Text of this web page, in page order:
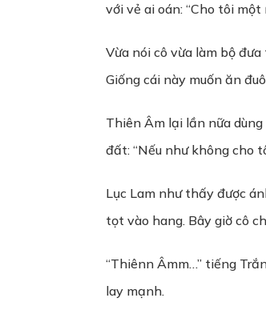
với vẻ ai oán: “Cho tôi
Vừa nói cô vừa làm bộ
Giống cái này muốn ăn
Thiên Âm lại lần nữa
đất: “Nếu như không cho
Lục Lam như thấy được
tọt vào hang. Bây giờ cô
“Thiênn Âmm…” tiếng
lay mạnh.